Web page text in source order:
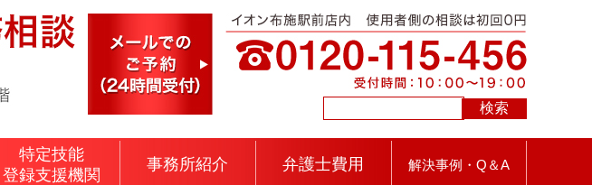
特定技能
登録支援機関
事務所紹介 弁護士費用 解決事例・Q＆A